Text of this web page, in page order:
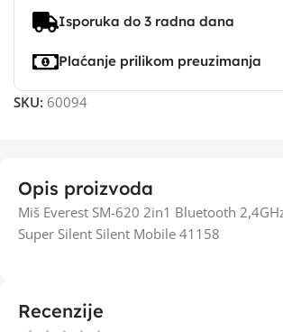
Isporuka do 3 radna dana
Plaćanje prilikom preuzimanja
SKU: 60094
Opis proizvoda
Miš Everest SM-620 2in1 Bluetooth
Super Silent Silent Mobile 41158
Recenzije